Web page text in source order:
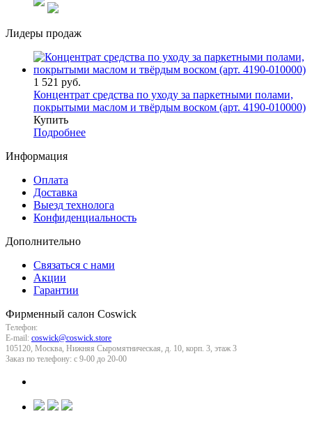
Лидеры продаж
1 521 руб.
Концентрат средства по уходу за паркетными полами,
покрытыми маслом и твёрдым воском (арт. 4190-010000)
Купить
Подробнее
Информация
Оплата
Доставка
Выезд технолога
Конфиденциальность
Дополнительно
Связаться с нами
Акции
Гарантии
Фирменный салон Coswick
Телефон:
E-mail: coswick@coswick.store
105120 Москва Нижняя Сыромятническая, д. 10, корп. 3, этаж 3
Заказ по телефону: с 9-00 до 20-00